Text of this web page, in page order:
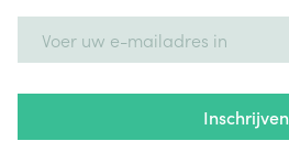
Inschrijven